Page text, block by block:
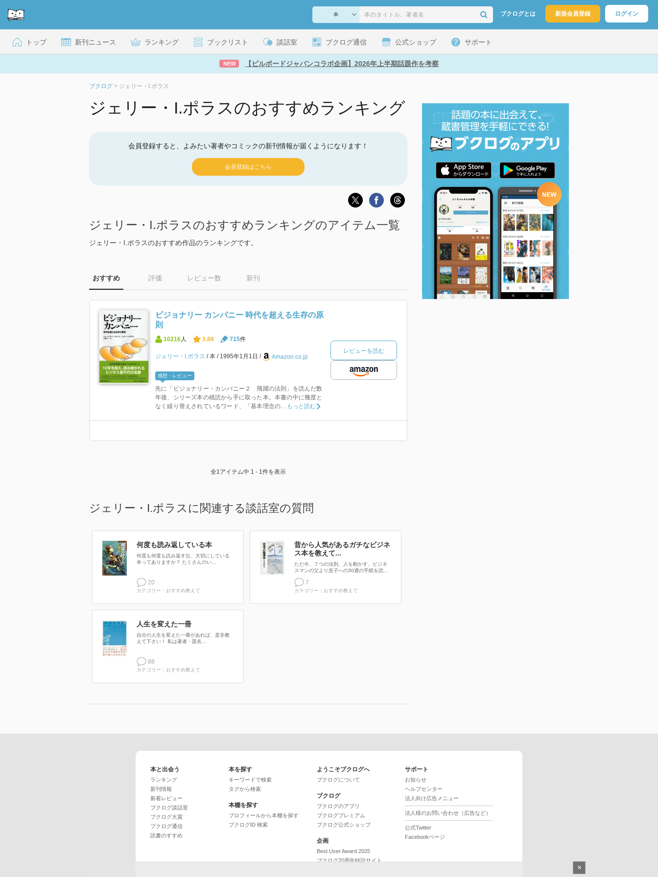
ブクログとは 新規会員登録 ログイン
トップ 新刊ニュース ランキング ブックリスト 談話室 ブクログ通信 公式ショップ サポート
NEW 【ビルボードジャパンコラボ企画】2026年上半期話題作を考察
ブクログ > ジェリー・I.ポラス
ジェリー・I.ポラスのおすすめランキング
会員登録すると、よみたい著者やコミックの新刊情報が届くようになります！
会員登録はこちら
ジェリー・I.ポラスのおすすめランキングのアイテム一覧
ジェリー・I.ポラスのおすすめ作品のランキングです。
おすすめ 評価 レビュー数 新刊
ビジョナリー カンパニー 時代を超える生存の原
則
10216人 3.88 715件
ジェリー・I.ポラス 本 1995年1月1日 Amazon.co.jp
感想・レビュー
先に「ビジョナリー・カンパニー２ 飛躍の法則」を読んだ数
年後、シリーズ本の積読から手に取った本。本書の中に幾度と
なく繰り替えされているワード、「基本理念の...
もっと読む
レビューを読む
全1アイテム中 1 - 1件を表示
ジェリー・I.ポラスに関連する談話室の質問
何度も読み返している本
何度も何度も読み返す位、大切にしている
本ってありますか？ たくさんのい...
20
カテゴリー：おすすめ教えて
昔から人気があるガチなビジネ
ス本を教えて...
ただ今、７つの法則、人を動かす、ビジネ
スマンの父より息子への30通の手紙を読...
7
カテゴリー：おすすめ教えて
人生を変えた一冊
自分の人生を変えた一冊があれば、是非教
えて下さい！ 私は著者・題名...
88
カテゴリー：おすすめ教えて
本と出会う
ランキング
新刊情報
新着レビュー
ブクログ談話室
ブクログ大賞
ブクログ通信
読書のすすめ
本を探す
キーワードで検索
タグから検索
本棚を探す
プロフィールから本棚を探す
ブクログID 検索
ようこそブクログへ
ブクログについて
ブクログ
ブクログのアプリ
ブクログプレミアム
ブクログ公式ショップ
企画
Best User Award 2025
ブクログ20周年特設サイト
サポート
お知らせ
ヘルプセンター
法人向け広告メニュー
法人様のお問い合わせ（広告など）
公式Twitter
Facebookページ
×